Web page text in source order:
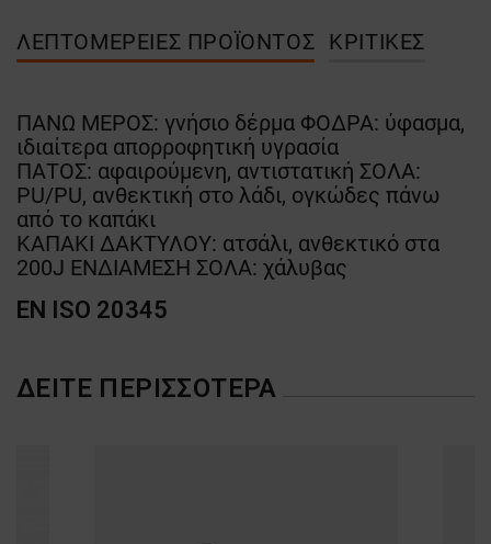
ΛΕΠΤΟΜΈΡΕΙΕΣ ΠΡΟΪΌΝΤΟΣ ΚΡΙΤΙΚΈΣ
ΠΑΝΩ ΜΕΡΟΣ: γνήσιο δέρμα ΦΟΔΡΑ: ύφασμα,
ιδιαίτερα απορροφητική υγρασία
ΠΑΤΟΣ: αφαιρούμενη, αντιστατική ΣΟΛΑ:
PU/PU, ανθεκτική στο λάδι, ογκώδες πάνω
από το καπάκι
ΚΑΠΑΚΙ ΔΑΚΤΥΛΟΥ: ατσάλι, ανθεκτικό στα
200J ΕΝΔΙΑΜΕΣΗ ΣΟΛΑ: χάλυβας
EN ISO 20345
ΔΕΊΤΕ ΠΕΡΙΣΣΌΤΕΡΑ